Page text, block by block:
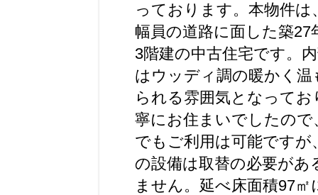
っております。本物件は
幅員の道路に面した築27
3階建の中古住宅です。
はウッディ調の暖かく温
られる雰囲気となってお
寧にお住まいでしたので
でもご利用は可能ですが
の設備は取替の必要があ
ません。延べ床面積97㎡